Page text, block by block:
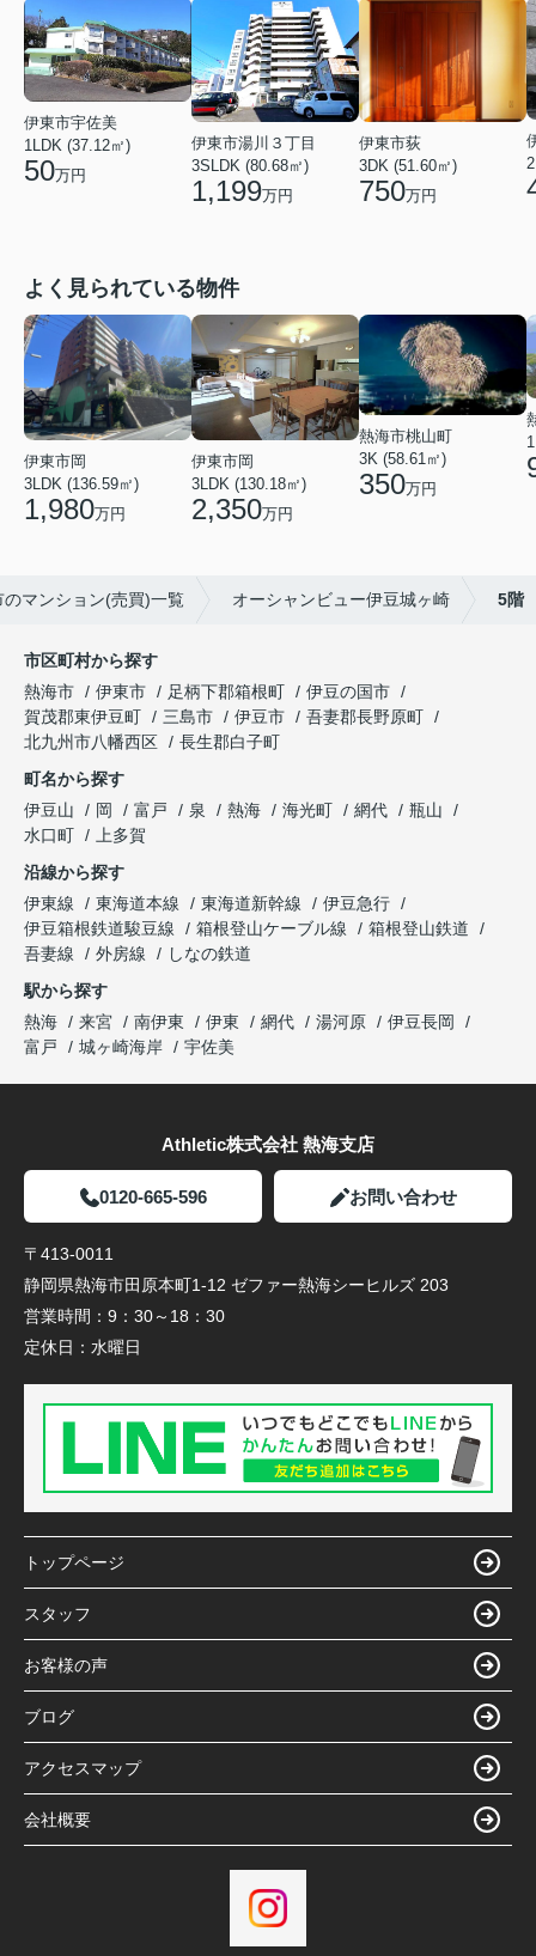
伊東市宇佐美
1LDK (37.12㎡)
50万円
伊東市湯川３丁目
3SLDK (80.68㎡)
1,199万円
伊東市荻
3DK (51.60㎡)
750万円
よく見られている物件
伊東市岡
3LDK (136.59㎡)
1,980万円
伊東市岡
3LDK (130.18㎡)
2,350万円
熱海市桃山町
3K (58.61㎡)
350万円
のマンション(売買)一覧 オーシャンビュー伊豆城ヶ崎 5階
市区町村から探す
熱海市
伊東市 足柄下郡箱根町
伊豆の国市
賀茂郡東伊豆町
三島市 伊豆市
吾妻郡長野原町
北九州市八幡西区
長生郡白子町
町名から探す
伊豆山
岡 富戸 泉 熱海 海光町 網代
瓶山
水口町
上多賀
沿線から探す
伊東線
東海道本線 東海道新幹線
伊豆急行
伊豆箱根鉄道駿豆線
箱根登山ケーブル線
箱根登山鉄道
吾妻線
外房線
しなの鉄道
駅から探す
熱海
来宮 南伊東 伊東 網代 湯河原
伊豆長岡
富戸
城ヶ崎海岸 宇佐美
Athletic株式会社 熱海支店
0120-665-596 お問い合わせ
〒413-0011
静岡県熱海市田原本町1-12 ゼファー熱海シーヒルズ 203
営業時間： 9：30～18：30
定休日： 水曜日
トップページ
スタッフ
お客様の声
ブログ
アクセスマップ
会社概要